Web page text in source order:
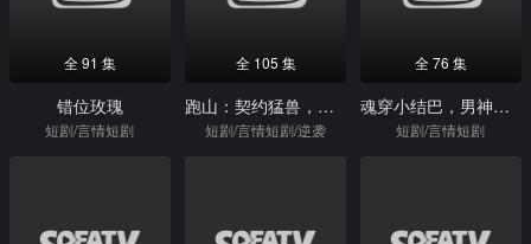
全 91 集
错位玫瑰
短剧/言情短剧
全 105 集
跑山：契约猛兽，承包整座大山
短剧/言情短剧/逆袭
全 76 集
魂穿小结巴，男神争当粘人精
短剧/言情短剧